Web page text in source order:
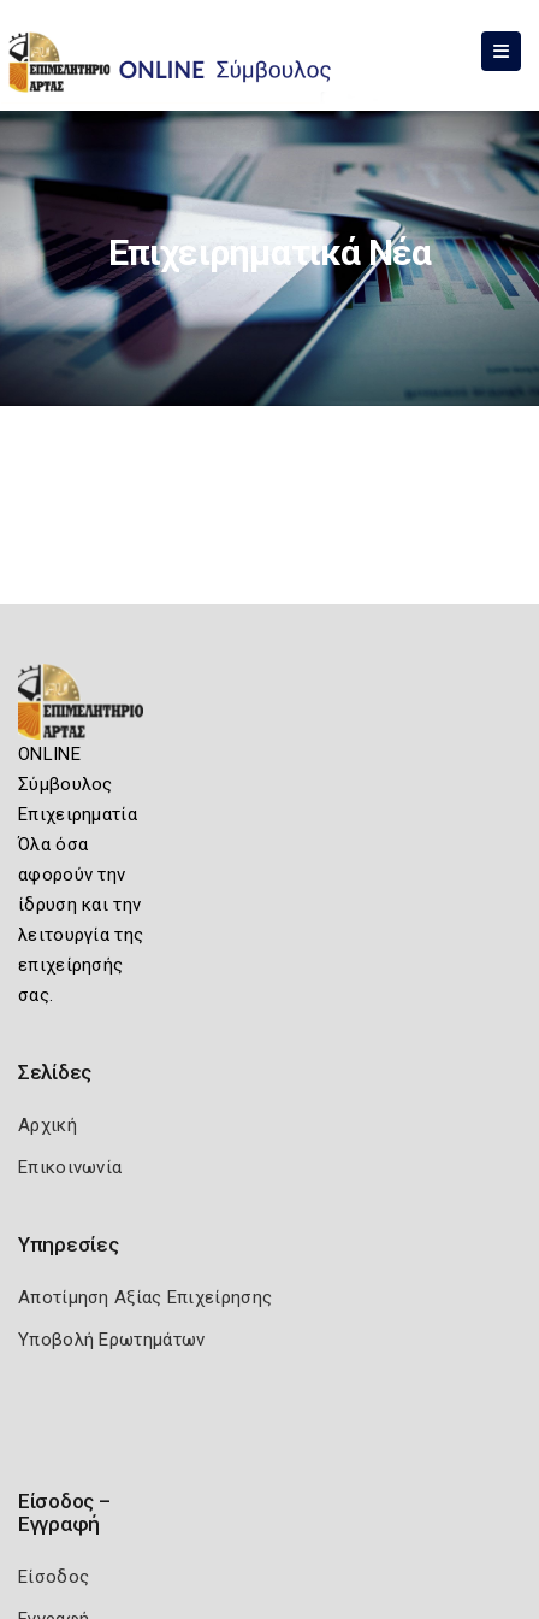
Επιχειρηματικά Νέα
ONLINE
Σύμβουλος
Επιχειρηματία
Όλα όσα
αφορούν την
ίδρυση και την
λειτουργία της
επιχείρησής
σας.
Σελίδες
Αρχική
Επικοινωνία
Υπηρεσίες
Αποτίμηση Αξίας Επιχείρησης
Υποβολή Ερωτημάτων
Είσοδος –
Εγγραφή
Είσοδος